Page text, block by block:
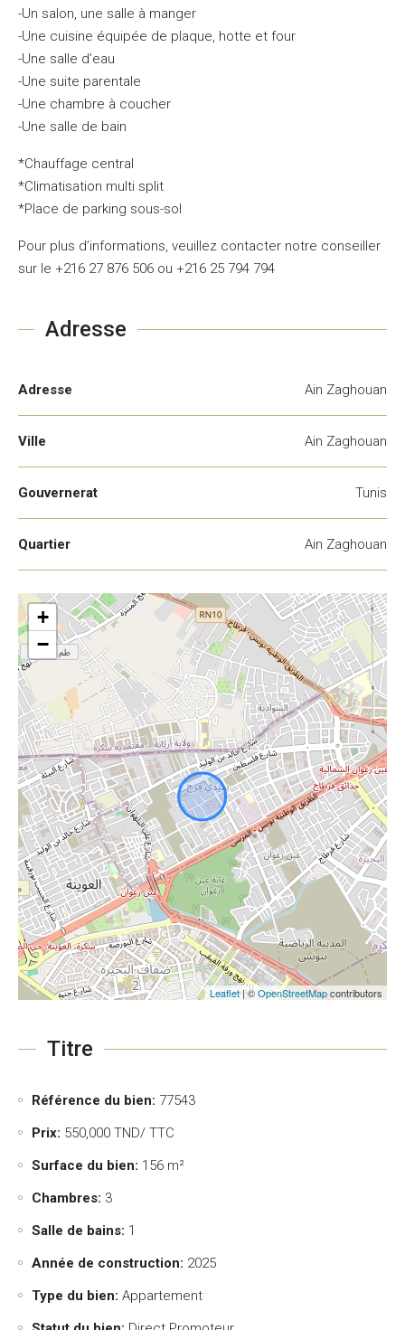
-Un salon, une salle à manger
-Une cuisine équipée de plaque, hotte et four
-Une salle d’eau
-Une suite parentale
-Une chambre à coucher
-Une salle de bain
*Chauffage central
*Climatisation multi split
*Place de parking sous-sol
Pour plus d’informations, veuillez contacter notre conseiller
sur le +216 27 876 506 ou +216 25 794 794
Adresse
Adresse Ain Zaghouan
Ville Ain Zaghouan
Gouvernerat Tunis
Quartier Ain Zaghouan
+
−
Leaflet| ©OpenStreetMapcontributors
Titre
Référence du bien: 77543
Prix: 550,000 TND/ TTC
Surface du bien: 156 m²
Chambres: 3
Salle de bains: 1
Année de construction: 2025
Type du bien: Appartement